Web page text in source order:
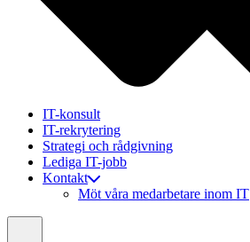
IT-konsult
IT-rekrytering
Strategi och rådgivning
Lediga IT-jobb
Kontakt
Möt våra medarbetare inom IT